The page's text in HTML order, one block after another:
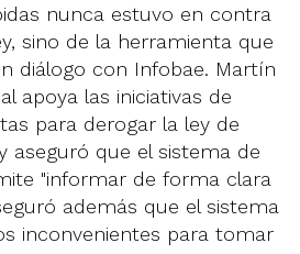
nunca estuvo en contra
sino de la herramienta que
diálogo con Infobae. Martín
apoya las iniciativas de
para derogar la ley de
aseguró que el sistema de
"informar de forma clara
además que el sistema
inconvenientes para tomar